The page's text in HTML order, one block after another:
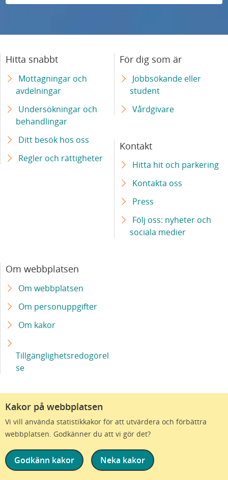
Kakor på webbplatsen
Vi vill använda statistikkakor för att utvärdera och förbättra
webbplatsen. Godkänner du att vi gör det?
Godkänn kakor Neka kakor
Skånes universitetssjukhus får nationella
av cancer
Laserkirurgi i magnetkamera – ny hjälp för
patienter med hjärntumör
Ny mottagning gör att fler patienter med
systemisk skleros kan utredas
behandling – europeiskt projekt samordnas
av Skånes universitetssjukhus
Sveriges första automatiserade steriltekniska
enhet byggs på sjukhusområdet i Malmö
Milstolpe för stamcellsbaserad terapi vid
Ärftlig blindhet kan botas med ny behandling
som ledtråd
Uppdrag att diagnosticera patienter med
smärtsam överrörlighet till Skånes
universitetssjukhus
Hitta snabbt
Mottagningar och
avdelningar
Undersökningar och
behandlingar
Ditt besök hos oss
Regler och rättigheter
För dig som är
Jobbsökande eller
student
Vårdgivare
Kontakt
Hitta hit och parkering
Kontakta oss
Press
Följ oss: nyheter och
sociala medier
Om webbplatsen
Om webbplatsen
Om personuppgifter
Om kakor
Tillgänglighetsredogörel
se